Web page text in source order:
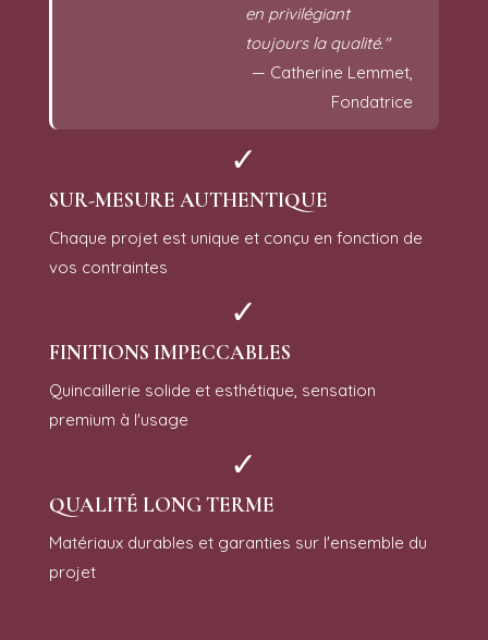
en privilégiant
toujours la qualité."
— Catherine Lemmet,
Fondatrice
✓
SUR-MESURE AUTHENTIQUE
Chaque projet est unique et conçu en fonction de
vos contraintes
✓
FINITIONS IMPECCABLES
Quincaillerie solide et esthétique, sensation
premium à l'usage
✓
QUALITÉ LONG TERME
Matériaux durables et garanties sur l'ensemble du
projet